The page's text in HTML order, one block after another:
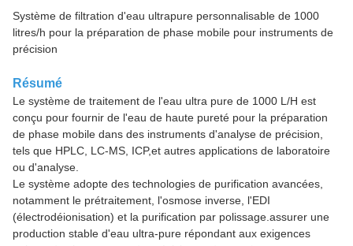
Système de filtration d'eau ultrapure personnalisable de 1000
litres/h pour la préparation de phase mobile pour instruments de
précision
Résumé
Le système de traitement de l'eau ultra pure de 1000 L/H est
conçu pour fournir de l'eau de haute pureté pour la préparation
de phase mobile dans des instruments d'analyse de précision,
tels que HPLC, LC-MS, ICP,et autres applications de laboratoire
ou d'analyse.
Le système adopte des technologies de purification avancées,
notamment le prétraitement, l'osmose inverse, l'EDI
(électrodéionisation) et la purification par polissage.assurer une
production stable d'eau ultra-pure répondant aux exigences